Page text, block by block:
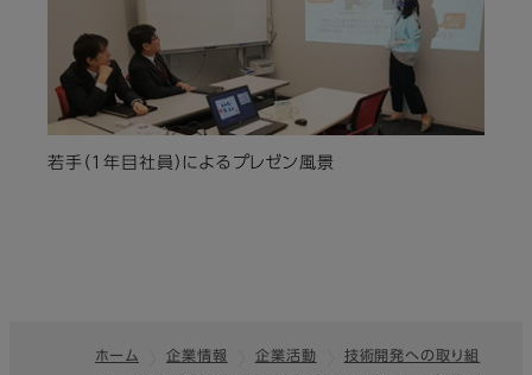
若手（１年目社員）によるプレゼン風景
ホーム 企業情報 企業活動
技術開発への取り組